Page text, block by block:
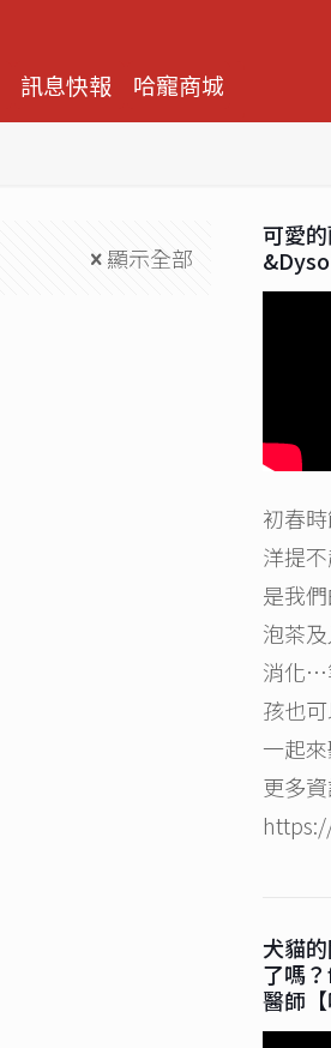
訊息快報 哈寵商城
顯示全部
可愛
初春
洋提
是我
泡茶
消化…
孩也
一起
更多
犬貓
了嗎
醫師【